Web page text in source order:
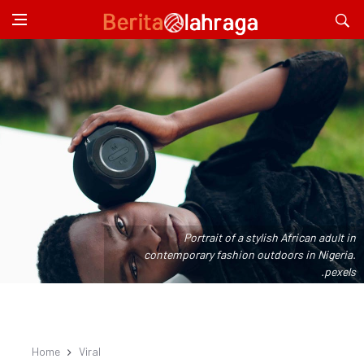
Portrait of a stylish African adult in
contemporary fashion outdoors in Nigeria.
.pexels
Home Viral